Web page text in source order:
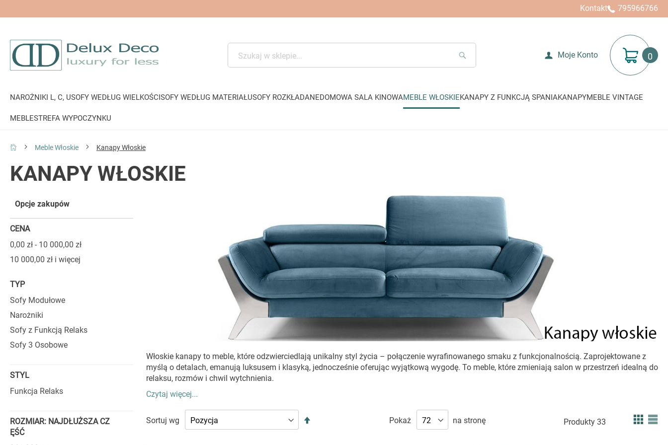
Kontakt 795966766
SEARCH
Moje Konto Mój koszyk
NAROŻNIKI L, C, USOFY WEDŁUG WIELKOŚCISOFY WEDŁUG MATERIAŁUSOFY ROZKŁADANEDOMOWA SALA KINOWAMEBLE WŁOSKIEKANAPY Z FUNKCJĄ SPANIAKANAPYMEBLE VINTAGE
MEBLESTREFA WYPOCZYNKU
Meble Włoskie Kanapy Włoskie
KANAPY WŁOSKIE
Włoskie kanapy to meble, które odzwierciedlają unikalny styl życia – połączenie wyrafinowanego smaku z funkcjonalnością. Zaprojektowane z
myślą o detalach, emanują luksusem i klasyką, jednocześnie oferując wyjątkową wygodę. To meble, które zmieniają salon w przestrzeń idealną do
relaksu, rozmów i chwil wytchnienia.
KANAPY WŁOSKIE – WYGODA I PRECYZJA WYKONANIA
Włoskie kanapy słyną z harmonii pomiędzy designem a komfortem.
Siedziska, które otulają swoim miękkim wypełnieniem, i starannie
Czytaj więcej...
Sortuj wg Siatka
Produkty 33
Pokaż na stronę
Opcje zakupów
CENA
0,00 zł - 10 000,00 zł
10 000,00 zł i więcej
TYP
Sofy Modułowe
Narożniki
Sofy z Funkcją Relaks
Sofy 3 Osobowe
STYL
Funkcja Relaks
ROZMIAR: NAJDŁUŻSZA CZ
ĘŚĆ